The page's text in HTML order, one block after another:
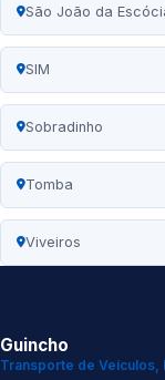
São João da
SIM
Sobradinho
Tomba
Viveiros
Guincho
Transporte de Veículos,